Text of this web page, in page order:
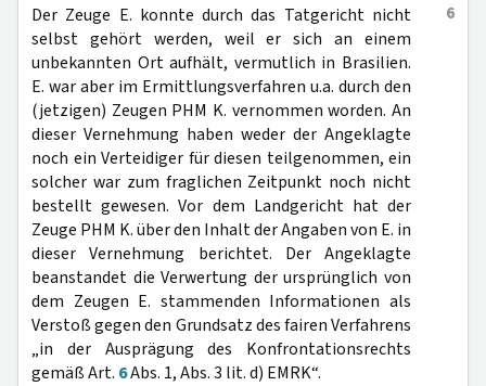
6
Der Zeuge E. konnte durch das Tatgericht nicht
selbst gehört werden, weil er sich an einem
unbekannten Ort aufhält, vermutlich in Brasilien.
E. war aber im Ermittlungsverfahren u.a. durch den
(jetzigen) Zeugen PHM K. vernommen worden. An
dieser Vernehmung haben weder der Angeklagte
noch ein Verteidiger für diesen teilgenommen, ein
solcher war zum fraglichen Zeitpunkt noch nicht
bestellt gewesen. Vor dem Landgericht hat der
Zeuge PHM K. über den Inhalt der Angaben von E. in
dieser Vernehmung berichtet. Der Angeklagte
beanstandet die Verwertung der ursprünglich von
dem Zeugen E. stammenden Informationen als
Verstoß gegen den Grundsatz des fairen Verfahrens
„in der Ausprägung des Konfrontationsrechts
gemäß Art. 6Abs. 1, Abs. 3 lit. d) EMRK“.